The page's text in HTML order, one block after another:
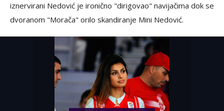
iznervirani Nedović je ironično "dirigovao" navijačima dok se
dvoranom "Morača" orilo skandiranje Mini Nedović.